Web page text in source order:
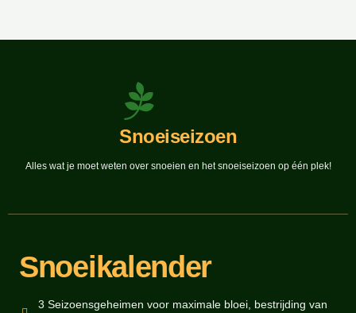
Snoeiseizoen
Alles wat je moet weten over snoeien en het snoeiseizoen op één plek!
Snoeikalender
3 Seizoensgeheimen voor maximale bloei, bestrijding van